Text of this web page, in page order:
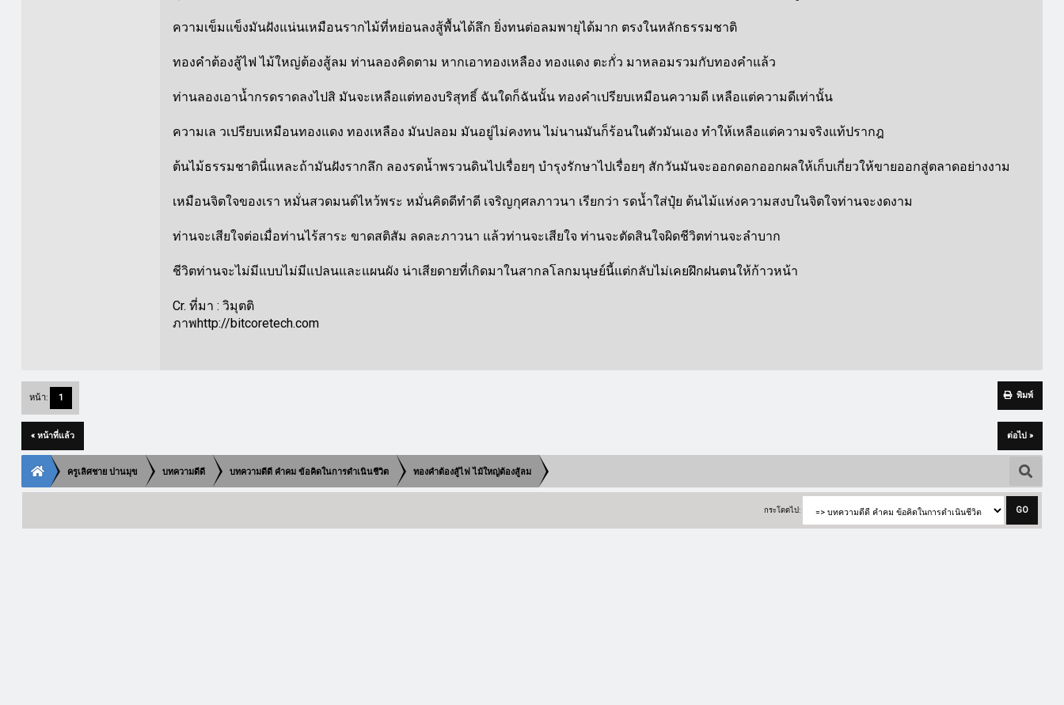
ความเข็มแข็งมันฝังแน่นเหมือนรากไม้ที่หย่อนลงสู้พื้นได้ลึก ยิ่งทนต่อลมพายุได้มาก ตรงในหลักธรรมชาติ
ทองคำต้องสู้ไฟ ไม้ใหญ่ต้องสู้ลม ท่านลองคิดตาม หากเอาทองเหลือง ทองแดง ตะกั่ว มาหลอมรวมกับทองคำแล้ว
ท่านลองเอาน้ำกรดราดลงไปสิ มันจะเหลือแต่ทองบริสุทธิ์ ฉันใดก็ฉันนั้น ทองคำเปรียบเหมือนความดี เหลือแต่ความดีเท่านั้น
ความเล วเปรียบเหมือนทองแดง ทองเหลือง มันปลอม มันอยู่ไม่คงทน ไม่นานมันก็ร้อนในตัวมันเอง ทำให้เหลือแต่ความจริงแท้ปรากฎ
ต้นไม้ธรรมชาตินี่แหละถ้ามันฝังรากลึก ลองรดน้ำพรวนดินไปเรื่อยๆ บำรุงรักษาไปเรื่อยๆ สักวันมันจะออกดอกออกผลให้เก็บเกี่ยวให้ขายออกสู่ตลาดอย่างงาม
เหมือนจิตใจของเรา หมั่นสวดมนต์ไหว้พระ หมั่นคิดดีทำดี เจริญกุศลภาวนา เรียกว่า รดน้ำใส่ปุ๋ย ต้นไม้แห่งความสงบในจิตใจท่านจะงดงาม
ท่านจะเสียใจต่อเมื่อท่านไร้สาระ ขาดสติสัม ลดละภาวนา แล้วท่านจะเสียใจ ท่านจะตัดสินใจผิดชีวิตท่านจะลำบาก
ชีวิตท่านจะไม่มีแบบไม่มีแปลนและแผนผัง น่าเสียดายที่เกิดมาในสากลโลกมนุษย์นี้แต่กลับไม่เคยฝึกฝนตนให้ก้าวหน้า
Cr. ที่มา : วิมุตติ
ภาพhttp://bitcoretech.com
พิมพ์
หน้า: 1
« หน้าที่แล้ว ต่อไป »
ครูเลิศชาย ปานมุข บทความดีดี บทความดีดี คำคม ข้อคิดในการดำเนินชีวิต ทองคำต้องสู้ไฟ ไม้ใหญ่ต้องสู้ลม
กระโดดไป: